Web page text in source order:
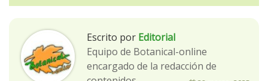
Escrito por Editorial
Equipo de Botanical-online
encargado de la redacción de